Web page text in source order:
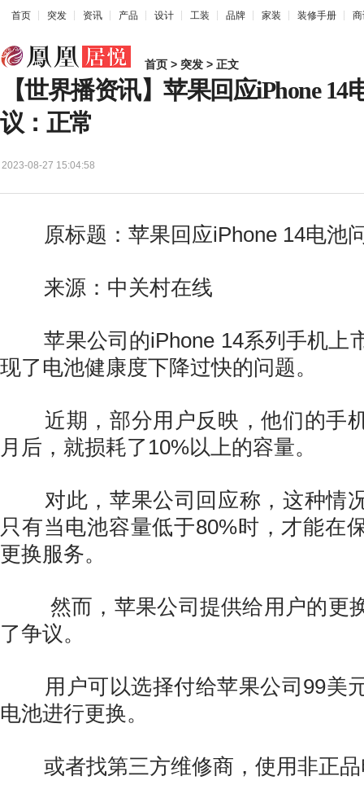
首页 突发 资讯 产品 设计 工装 品牌 家装 装修手册
首页 > 突发 > 正文
【世界播资讯】苹果回应iPhone 14
议：正常
2023-08-27 15:04:58
原标题：苹果回应iPhone 14电池
来源：中关村在线
苹果公司的iPhone 14系列手机上
现了电池健康度下降过快的问题。
近期，部分用户反映，他们的手
月后，就损耗了10%以上的容量。
对此，苹果公司回应称，这种情
只有当电池容量低于80%时，才能在
更换服务。
然而，苹果公司提供给用户的更
了争议。
用户可以选择付给苹果公司99美
电池进行更换。
或者找第三方维修商，使用非正品